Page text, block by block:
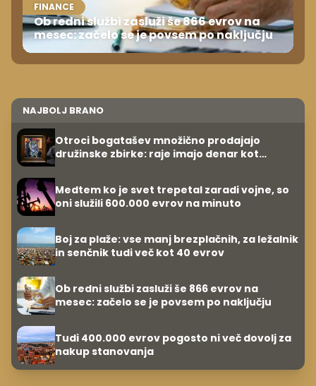
FINANCE
Ob redni službi zasluži še 866 evrov na
mesec: začelo se je povsem po naključju
NAJBOLJ BRANO
Otroci bogatašev množično prodajajo
družinske zbirke: raje imajo denar kot
Medtem ko je svet trepetal zaradi vojne, so
oni služili 600.000 evrov na minuto
Boj za plaže: vse manj brezplačnih, za ležalnik
in senčnik tudi več kot 40 evrov
Ob redni službi zasluži še 866 evrov na
mesec: začelo se je povsem po naključju
Tudi 400.000 evrov pogosto ni več dovolj za
nakup stanovanja